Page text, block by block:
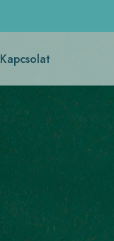
Kapcsolat